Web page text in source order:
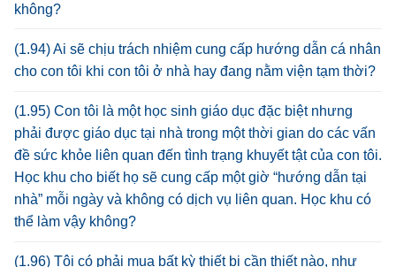
không?
(1.94) Ai sẽ chịu trách nhiệm cung cấp hướng dẫn cá nhân
cho con tôi khi con tôi ở nhà hay đang nằm viện tạm thời?
(1.95) Con tôi là một học sinh giáo dục đặc biệt nhưng
phải được giáo dục tại nhà trong một thời gian do các vấn
đề sức khỏe liên quan đến tình trạng khuyết tật của con tôi.
Học khu cho biết họ sẽ cung cấp một giờ “hướng dẫn tại
nhà” mỗi ngày và không có dịch vụ liên quan. Học khu có
thể làm vậy không?
(1.96) Tôi có phải mua bất kỳ thiết bị cần thiết nào, như